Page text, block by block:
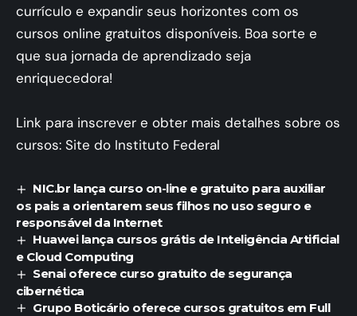
currículo e expandir seus horizontes com os
cursos online gratuitos disponíveis. Boa sorte e
que sua jornada de aprendizado seja
enriquecedora!
Link para inscrever e obter mais detalhes sobre os
cursos: Site do Instituto Federal
NIC.br lança curso on-line e gratuito para auxiliar
os pais a orientarem seus filhos no uso seguro e
responsável da Internet
Huawei lança cursos grátis de Inteligência Artificial
e Cloud Computing
Senai oferece curso gratuito de segurança
cibernética
Grupo Boticário oferece cursos gratuitos em Full